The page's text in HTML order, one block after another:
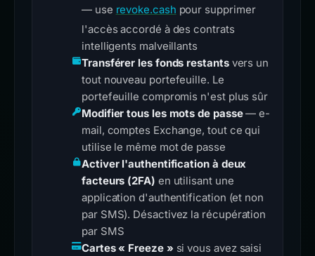
— use revoke.cash pour supprimer
l'accès accordé à des contrats
intelligents malveillants
Transférer les fonds restantsvers un
tout nouveau portefeuille. Le
portefeuille compromis n'est plus sûr
Modifier tous les mots de passe— e-
mail, comptes Exchange, tout ce qui
utilise le même mot de passe
Activer l'authentification à deux
facteurs (2FA) en utilisant une
application d'authentification (et non
par SMS). Désactivez la récupération
par SMS
Cartes « Freeze » si vous avez saisi